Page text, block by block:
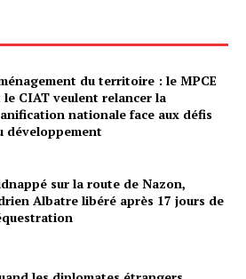
du territoire : le MPCE
le CIAT veulent relancer la
nationale face aux défis
développement
sur la route de Nazon,
Albatre libéré après 17 jours de